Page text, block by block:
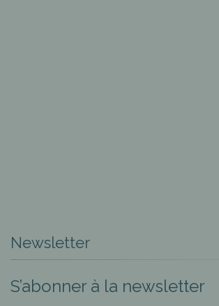
Newsletter
S’abonner à la newsletter